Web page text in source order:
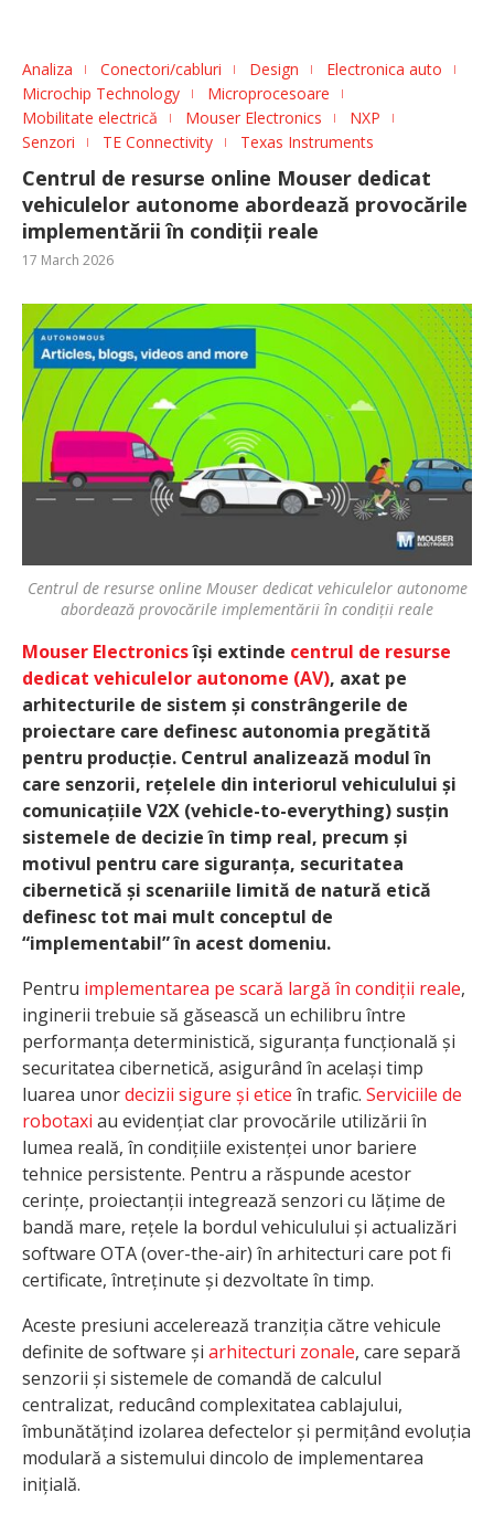
Analiza Conectori/cabluri Design
Electronica auto
Microchip Technology
Microprocesoare
Mobilitate electrică
Mouser Electronics
NXP
Senzori
TE Connectivity Texas Instruments
Centrul de resurse online Mouser dedicat
vehiculelor autonome abordează provocările
implementării în condiții reale
17 March 2026
Centrul de resurse online Mouser dedicat vehiculelor autonome
abordează provocările implementării în condiții reale
Mouser Electronicsîși extinde centrul de resurse
dedicat vehiculelor autonome (AV), axat pe
arhitecturile de sistem și constrângerile de
proiectare care definesc autonomia pregătită
pentru producție. Centrul analizează modul în
care senzorii, rețelele din interiorul vehiculului și
comunicațiile V2X (vehicle-to-everything) susțin
sistemele de decizie în timp real, precum și
motivul pentru care siguranța, securitatea
cibernetică și scenariile limită de natură etică
definesc tot mai mult conceptul de
“implementabil” în acest domeniu.
Pentru implementarea pe scară largă în condiții reale,
inginerii trebuie să găsească un echilibru între
performanța deterministică, siguranța funcțională și
securitatea cibernetică, asigurând în același timp
luarea unordecizii sigure și etice în trafic. Serviciile de
robotaxi au evidențiat clar provocările utilizării în
lumea reală, în condițiile existenței unor bariere
tehnice persistente. Pentru a răspunde acestor
cerințe, proiectanții integrează senzori cu lățime de
bandă mare, rețele la bordul vehiculului și actualizări
software OTA (over-the-air) în arhitecturi care pot fi
certificate, întreținute și dezvoltate în timp.
Aceste presiuni accelerează tranziția către vehicule
definite de software și arhitecturi zonale, care separă
senzorii și sistemele de comandă de calculul
centralizat, reducând complexitatea cablajului,
îmbunătățind izolarea defectelor și permițând evoluția
modulară a sistemului dincolo de implementarea
inițială.